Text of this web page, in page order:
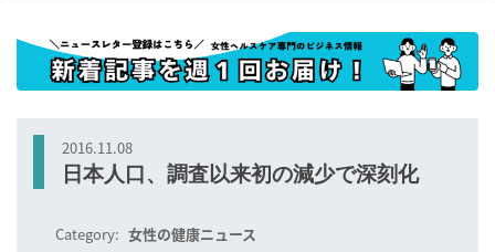
2016.11.08
日本人口、調査以来初の減少で深刻化
Category: 女性の健康ニュース